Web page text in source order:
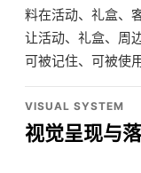
料在活动、礼盒、
让活动、礼盒、周
可被记住、可被使
VISUAL SYSTEM
视觉呈现与